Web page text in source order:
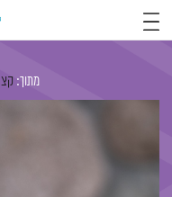
מתוך: